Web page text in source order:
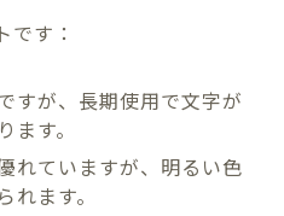
です：
すが、長期使用で文字が
す。
れていますが、明るい色
ます。